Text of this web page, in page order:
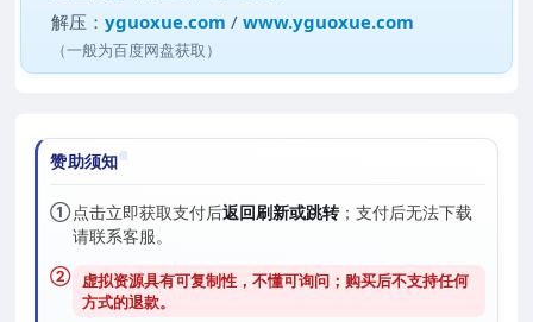
解压：yguoxue.com /www.yguoxue.com
（一般为百度网盘获取）
赞助须知
①点击立即获取支付后返回刷新或跳转；支付后无法下载
请联系客服。
② 虚拟资源具有可复制性，不懂可询问；购买后不支持任何
方式的退款。